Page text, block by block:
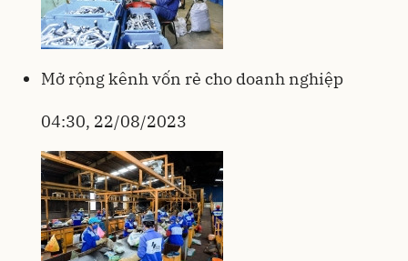
Mở rộng kênh vốn rẻ cho doanh nghiệp
04:30, 22/08/2023